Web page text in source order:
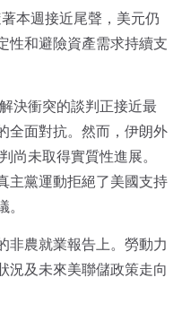
本週接近尾聲，美元仍
性和避險資產需求持續支
決衝突的談判正接近最
全面對抗。然而，伊朗外
尚未取得實質性進展。
主黨運動拒絕了美國支持
非農就業報告上。勞動力
況及未來美聯儲政策走向